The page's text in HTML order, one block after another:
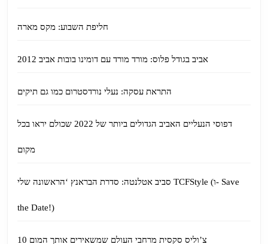
חליפת השבוע: מקס מארה
אביב בגודל פלוס: מורד מורד עם דומינו בובות אביב 2012
התראת עסקה: נעלי נורדסטרום כמו גם תיקים
דפוסי הנעליים האביב הגדולים ביותר של 2022 שכולם יראו בכל
מקום
סביב אטלנטה: סדרת הבראנץ ‘הראשונה שלי TCFStyle (ו- Save
the Date!)
10 צ’וליס סקסית מרחבי העולם שמשאירים אותך המום